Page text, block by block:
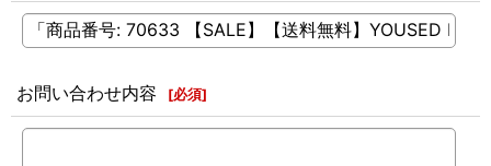
お問い合わせ内容 [必須]